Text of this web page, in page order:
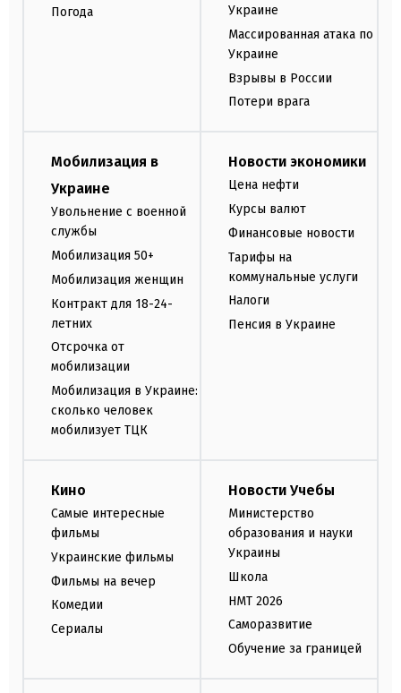
Погода
Украине
Массированная атака по
Украине
Взрывы в России
Потери врага
Мобилизация в
Украине
Увольнение с военной
службы
Мобилизация 50+
Мобилизация женщин
Контракт для 18-24-
летних
Отсрочка от
мобилизации
Мобилизация в Украине:
сколько человек
мобилизует ТЦК
Новости экономики
Цена нефти
Курсы валют
Финансовые новости
Тарифы на
коммунальные услуги
Налоги
Пенсия в Украине
Кино
Самые интересные
фильмы
Украинские фильмы
Фильмы на вечер
Комедии
Сериалы
Новости Учебы
Министерство
образования и науки
Украины
Школа
НМТ 2026
Саморазвитие
Обучение за границей